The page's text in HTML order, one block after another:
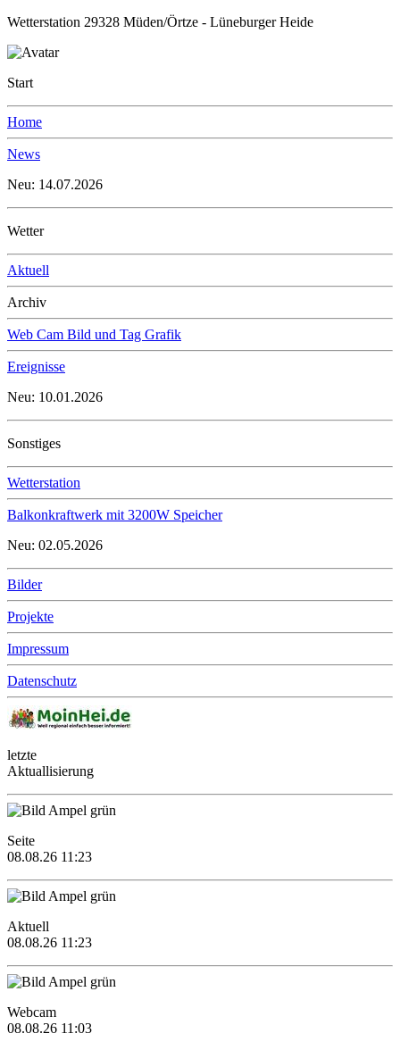
Wetterstation 29328 Müden/Örtze - Lüneburger Heide
Start
Home
News
Neu: 14.07.2026
Wetter
Aktuell
Archiv
Web Cam Bild und Tag Grafik
Ereignisse
Neu: 10.01.2026
Sonstiges
Wetterstation
Balkonkraftwerk mit 3200W Speicher
Neu: 02.05.2026
Bilder
Projekte
Impressum
Datenschutz
letzte
Aktuallisierung
Seite
08.08.26 11:23
Aktuell
08.08.26 11:23
Webcam
08.08.26 11:03